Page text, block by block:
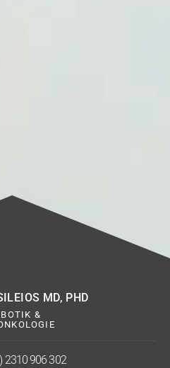
MD, PHD
&
2310 906 302